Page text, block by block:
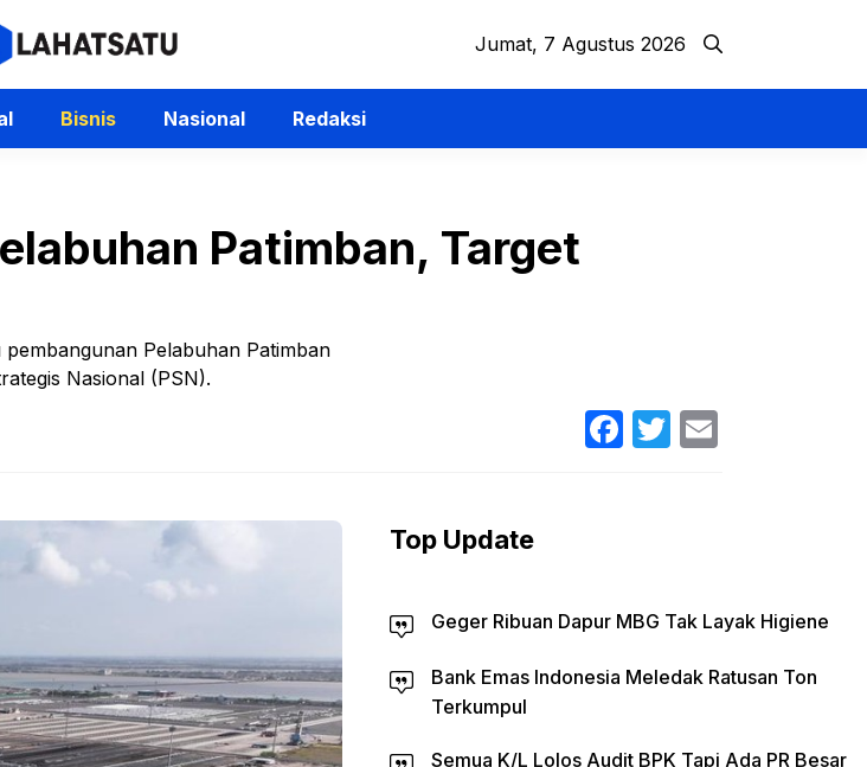
Jumat, 7 Agustus 2026
Bisnis Nasional Redaksi
Patimban, Target
Pelabuhan Patimban
Nasional (PSN).
Facebook
Twitter
Top Update
Geger Ribuan Dapur MBG Tak Layak Higiene
Bank Emas Indonesia Meledak Ratusan Ton
Terkumpul
Semua K/L Lolos Audit BPK Tapi Ada PR Besar